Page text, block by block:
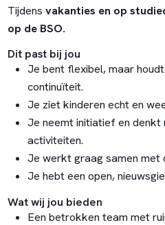
Tijdens vakanties en op
op de BSO.
Dit past bij jou
Je bent flexibel, maar
continuïteit.
Je ziet kinderen echt en
Je neemt initiatief en
activiteiten.
Je werkt graag samen met
Je hebt een open,
Wat wij jou bieden
Een betrokken team met